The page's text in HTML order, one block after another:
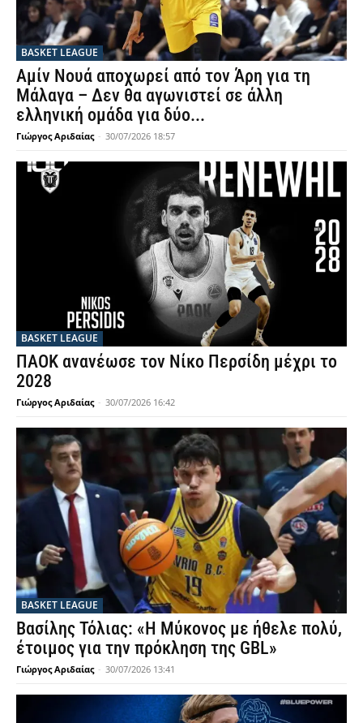
BASKET LEAGUE
Αμίν Νουά αποχωρεί από τον Άρη για τη
Μάλαγα – Δεν θα αγωνιστεί σε άλλη
ελληνική ομάδα για δύο...
Γιώργος Αριδαίας - 30/07/2026 18:57
BASKET LEAGUE
ΠΑΟΚ ανανέωσε τον Νίκο Περσίδη μέχρι το
2028
Γιώργος Αριδαίας - 30/07/2026 16:42
BASKET LEAGUE
Βασίλης Τόλιας: «Η Μύκονος με ήθελε πολύ,
έτοιμος για την πρόκληση της GBL»
Γιώργος Αριδαίας - 30/07/2026 13:41